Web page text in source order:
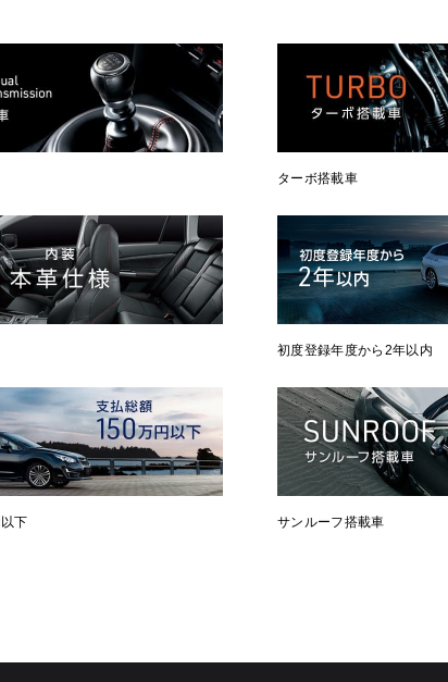
ターボ搭載車
初度登録年度から2年以内
下 サンルーフ搭載車